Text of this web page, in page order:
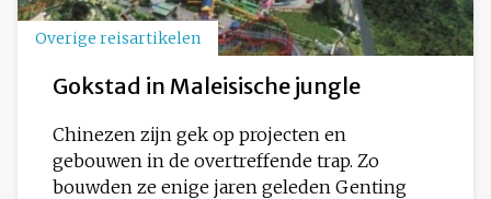
Overige reisartikelen
Gokstad in Maleisische jungle
Chinezen zijn gek op projecten en
gebouwen in de overtreffende trap. Zo
bouwden ze enige jaren geleden Genting